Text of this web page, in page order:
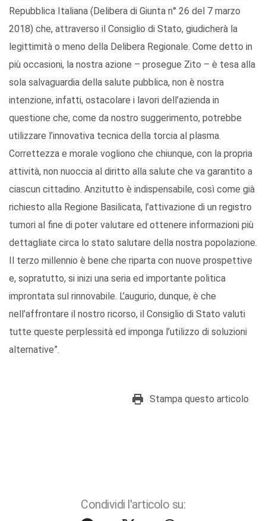
Repubblica Italiana (Delibera di Giunta n° 26 del 7 marzo
2018) che, attraverso il Consiglio di Stato, giudicherà la
legittimità o meno della Delibera Regionale. Come detto in
più occasioni, la nostra azione – prosegue Zito – è tesa alla
sola salvaguardia della salute pubblica, non è nostra
intenzione, infatti, ostacolare i lavori dell’azienda in
questione che, come da nostro suggerimento, potrebbe
utilizzare l’innovativa tecnica della torcia al plasma.
Correttezza e morale vogliono che chiunque, con la propria
attività, non nuoccia al diritto alla salute che va garantito a
ciascun cittadino. Anzitutto è indispensabile, così come già
richiesto alla Regione Basilicata, l’attivazione di un registro
tumori al fine di poter valutare ed ottenere informazioni più
dettagliate circa lo stato salutare della nostra popolazione.
Il terzo millennio è bene che riparta con nuove prospettive
e, sopratutto, si inizi una seria ed importante politica
improntata sul rinnovabile. L’augurio, dunque, è che
nell’affrontare il nostro ricorso, il Consiglio di Stato valuti
tutte queste perplessità ed imponga l’utilizzo di soluzioni
alternative”.
Stampa questo articolo
Condividi l'articolo su: